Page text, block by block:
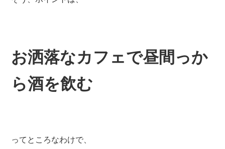
お洒落なカフェで昼間っか
ら酒を飲む
ってところなわけで、